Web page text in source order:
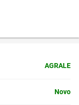
AGRALE
Novo